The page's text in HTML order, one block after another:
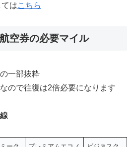
はこちら
空券の必要マイル
一部抜粋
ので往復は2倍必要になります